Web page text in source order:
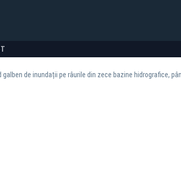
galben de inundații pe râurile din zece bazine hidrografice,